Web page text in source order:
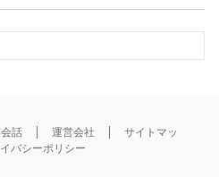
話 運営会社
サイトマッ
バシーポリシー